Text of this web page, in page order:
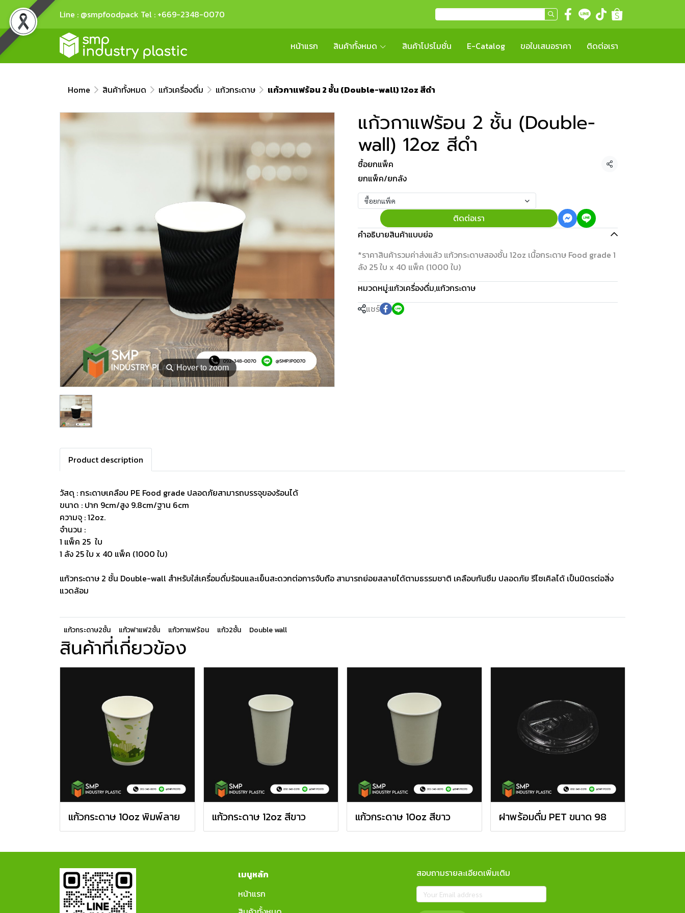
Line : @smpfoodpack Tel : +669-2348-0070
หน้าแรก สินค้าทั้งหมด สินค้าโปรโมชั่น E-Catalog ขอใบเสนอราคา ติดต่อเรา
Home สินค้าทั้งหมด แก้วเครื่องดื่ม แก้วกระดาษ แก้วกาแฟร้อน 2 ชั้น (Double-wall) 12oz สีดำ
⚲Hover to zoom
แก้วกาแฟร้อน 2 ชั้น (Double-
wall) 12oz สีดำ
ซื้อยกแพ็ค
แชร์
ยกแพ็ค/ยกลัง
ซื้อยกแพ็ค
ติดต่อเรา
คำอธิบายสินค้าแบบย่อ
*ราคาสินค้ารวมค่าส่งแล้ว แก้วกระดาษสองชั้น 12oz เนื้อกระดาษ Food grade 1
ลัง 25 ใบ x 40 แพ็ค (1000 ใบ)
หมวดหมู่:แก้วเครื่องดื่ม,แก้วกระดาษ
แชร์
Product description
วัสดุ : กระดาษเคลือบ PE Food grade ปลอดภัยสามารถบรรจุของร้อนได้
ขนาด : ปาก 9cm/สูง 9.8cm/ฐาน 6cm
ความจุ : 12oz.
จำนวน :
1 แพ็ค 25 ใบ
1 ลัง 25 ใบ x 40 แพ็ค (1000 ใบ)
แก้วกระดาษ 2 ชั้น Double-wall สำหรับใส่เครื่อมดื่มร้อนและเย็นสะดวกต่อการจับถือ สามารถย่อยสลายได้ตามธรรมชาติ เคลือบกันซึม ปลอดภัย รีไซเคิลได้ เป็นมิตรต่อสิ่ง
แวดล้อม
แก้วกระดาษ2ชั้น แก้วฟาแฟ2ชั้น แก้วกาแฟร้อน แก้ว2ชั้น Double wall
สินค้าที่เกี่ยวข้อง
แก้วกระดาษ 10oz พิมพ์ลาย แก้วกระดาษ 12oz สีขาว แก้วกระดาษ 10oz สีขาว ฝาพร้อมดื่ม PET ขนาด 98
เมนูหลัก
หน้าแรก
สอบถามรายละเอียดเพิ่มเติม